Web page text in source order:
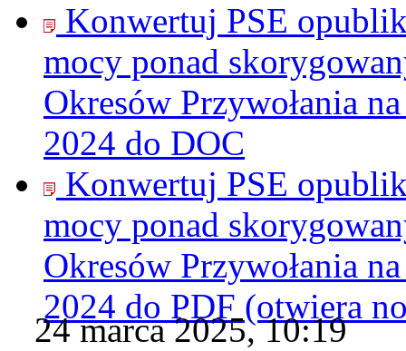
Konwertuj PSE
mocy ponad
Okresów Przywołania
2024 do DOC
Konwertuj PSE
mocy ponad
Okresów Przywołania
2024 do PDF (otwiera
24 marca 2025, 10:19